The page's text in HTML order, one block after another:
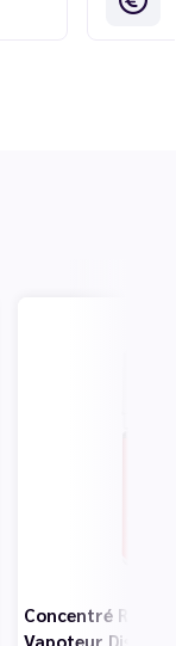
Concentré Rouge
Vapoteur